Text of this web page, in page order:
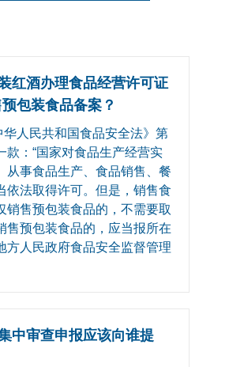
红酒办理食品经营许可证
包装食品备案？
华人民共和国食品安全法》第
款：“国家对食品生产经营实
从事食品生产、食品销售、餐
依法取得许可。但是，销售食
销售预包装食品的，不需要取
售预包装食品的，应当报所在
方人民政府食品安全监督管理
中审查申报应该向谁提